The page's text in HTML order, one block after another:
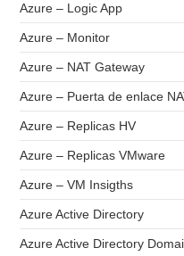
Azure – Logic App
Azure – Monitor
Azure – NAT Gateway
Azure – Puerta de enlace
Azure – Replicas HV
Azure – Replicas VMware
Azure – VM Insigths
Azure Active Directory
Azure Active Directory